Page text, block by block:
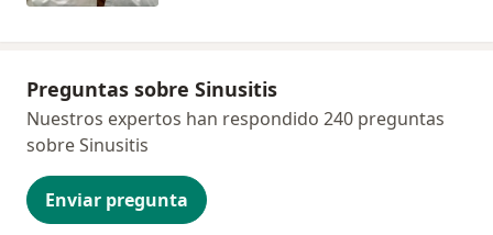
Preguntas sobre Sinusitis
Enviar pregunta
Nuestros expertos han respondido 240 preguntas
sobre Sinusitis